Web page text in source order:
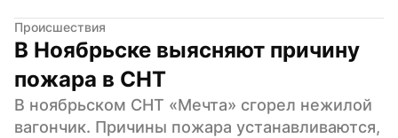
Происшествия
В Ноябрьске выясняют причину
пожара в СНТ
В ноябрьском СНТ «Мечта» сгорел нежилой
вагончик. Причины пожара устанавливаются,